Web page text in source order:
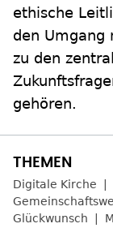
ethische
den Umgang
zu den
gehören.
Digitale Kirche
Glückwunsch